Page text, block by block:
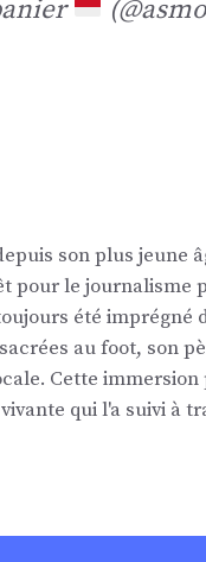
son plus jeune
pour le journalisme
été imprégné
au foot, son
Cette
qui l'a suivi à